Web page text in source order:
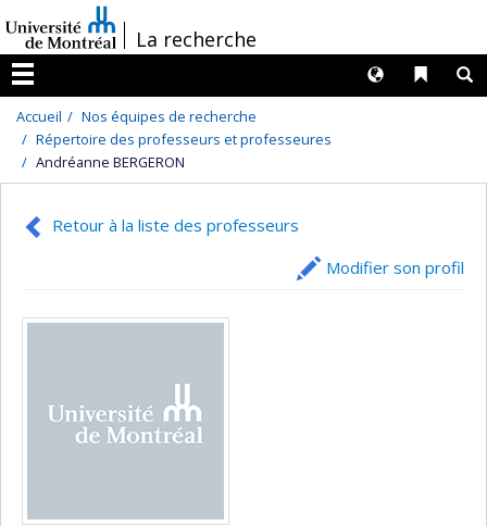
au
contenu
/La recherche
Menu
Liens
Langues
Accueil
Nos équipes de recherche
Répertoire des professeurs et professeures
Andréanne BERGERON
Retour à la liste des professeurs
Modifier son profil